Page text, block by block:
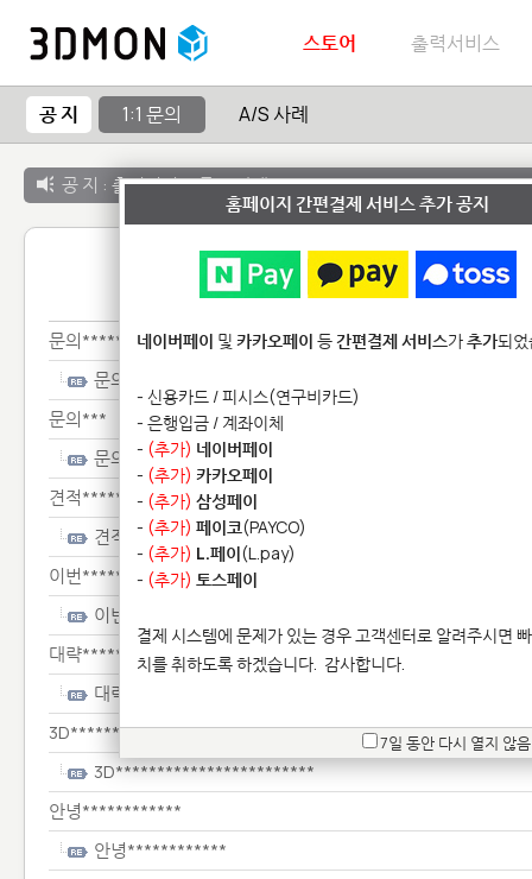
스토어 출력서비스
공 지 1:1 문의 A/S 사례
공 지 : 출력서비스 종료 안내
1:1 문
문의******
문의******
문의***
문의***
견적************************
견적************************
이번************
이번************
대략****************************
대략****************************
3D************************
3D************************
안녕************
안녕************
홈페이지 간편결제 서비스 추가 공지
네이버페이 및 카카오페이 등간편결제 서비스가추가되
- 신용카드 / 피시스(연구비카드)
- 은행입금 / 계좌이체
- (추가) 네이버페이
- (추가) 카카오페이
- (추가) 삼성페이
- (추가) 페이코(PAYCO)
- (추가) L.페이(L.pay)
- (추가) 토스페이
결제 시스템에 문제가 있는 경우 고객센터로 알려주시면
치를 취하도록 하겠습니다. 감사합니다.
7일 동안 다시 열지 않음